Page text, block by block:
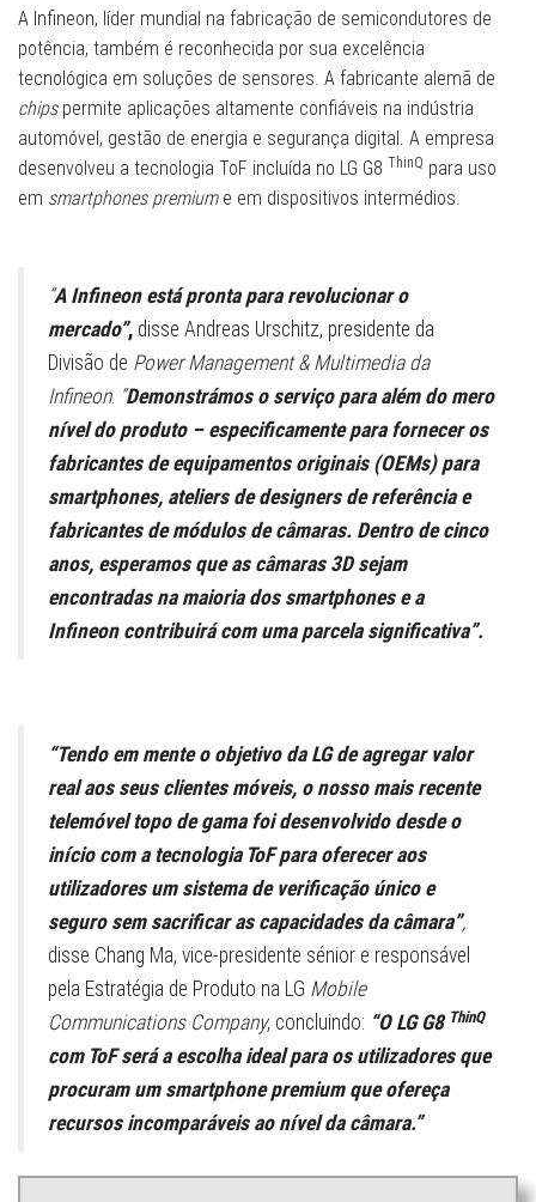
A Infineon, líder mundial na fabricação de semicondutores de
potência, também é reconhecida por sua excelência
tecnológica em soluções de sensores. A fabricante alemã de
chipspermite aplicações altamente confiáveis na indústria
automóvel, gestão de energia e segurança digital. A empresa
desenvolveu a tecnologia ToF incluída no LG G8 ThinQ para uso
em smartphones premium e em dispositivos intermédios.
“A Infineon está pronta para revolucionar o
mercado”, disse Andreas Urschitz, presidente da
Divisão de Power Management & Multimedia da
Infineon. “Demonstrámos o serviço para além do mero
nível do produto – especificamente para fornecer os
fabricantes de equipamentos originais (OEMs) para
smartphones, ateliers de designers de referência e
fabricantes de módulos de câmaras. Dentro de cinco
anos, esperamos que as câmaras 3D sejam
encontradas na maioria dos smartphones e a
Infineon contribuirá com uma parcela significativa”.
“Tendo em mente o objetivo da LG de agregar valor
real aos seus clientes móveis, o nosso mais recente
telemóvel topo de gama foi desenvolvido desde o
início com a tecnologia ToF para oferecer aos
utilizadores um sistema de verificação único e
seguro sem sacrificar as capacidades da câmara”,
disse Chang Ma, vice-presidente sénior e responsável
pela Estratégia de Produto na LG Mobile
Communications Company, concluindo: “O LG G8 ThinQ
com ToF será a escolha ideal para os utilizadores que
procuram um smartphone premium que ofereça
recursos incomparáveis ao nível da câmara.”